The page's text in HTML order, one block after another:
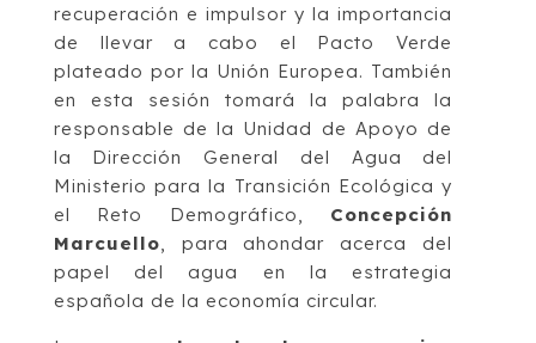
recuperación e impulsor y la importancia
de llevar a cabo el Pacto Verde
plateado por la Unión Europea. También
en esta sesión tomará la palabra la
responsable de la Unidad de Apoyo de
la Dirección General del Agua del
Ministerio para la Transición Ecológica y
el Reto Demográfico, Concepción
Marcuello, para ahondar acerca del
papel del agua en la estrategia
española de la economía circular.